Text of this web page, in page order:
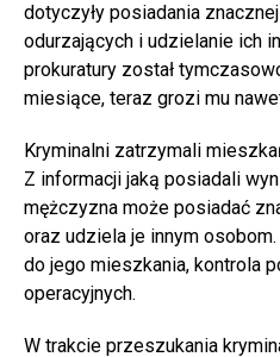
dotyczyły posiadania
odurzających i udzielanie ich
prokuratury został
miesiące, teraz grozi mu
Kryminalni zatrzymali
Z informacji jaką posiadali
mężczyzna może posiadać
oraz udziela je innym
do jego mieszkania, kontrola
operacyjnych.
W trakcie przeszukania